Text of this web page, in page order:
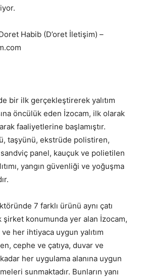
Habib (D’oret İletişim) –
bir ilk gerçekleştirerek yalıtım
öncülük eden İzocam, ilk olarak
faaliyetlerine başlamıştır.
taşyünü, ekstrüde polistiren,
panel, kauçuk ve polietilen
yangın güvenliği ve yoğuşma
7 farklı ürünü aynı çatı
şirket konumunda yer alan İzocam,
her ihtiyaca uygun yalıtım
cephe ve çatıya, duvar ve
her uygulama alanına uygun
sunmaktadır. Bunların yanı